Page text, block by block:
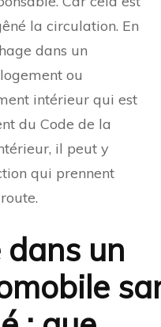
la circulation. En
dans un
ou
intérieur qui est
du Code de la
il peut y
qui prennent
un